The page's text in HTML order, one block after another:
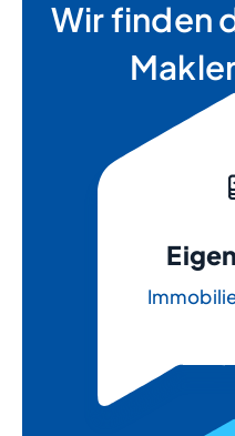
Wir finden